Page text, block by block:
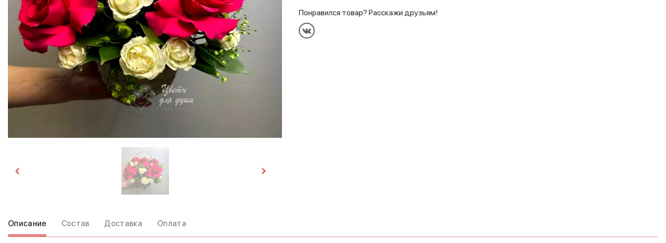
Понравился товар? Расскажи друзьям!
Описание Состав Доставка Оплата